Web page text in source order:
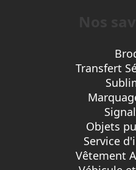
Transfert
Objets
Service
Vêtement